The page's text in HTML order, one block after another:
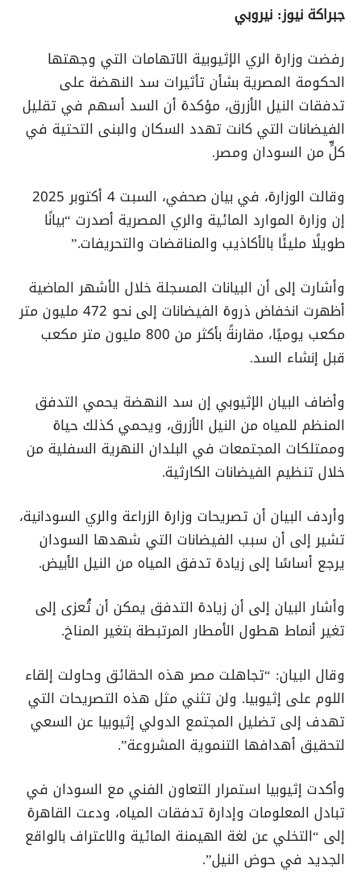
جبراكة نيوز: نيروبي
رفضت وزارة الري الإثيوبية الاتهامات التي وجهتها
الحكومة المصرية بشأن تأثيرات سد النهضة على
تدفقات النيل الأزرق، مؤكدة أن السد أسهم في تقليل
الفيضانات التي كانت تهدد السكان والبنى التحتية في
كلٍّ من السودان ومصر.
وقالت الوزارة، في بيان صحفي، السبت 4 أكتوبر 2025
إن وزارة الموارد المائية والري المصرية أصدرت “بيانًا
طويلًا مليئًا بالأكاذيب والمناقضات والتحريفات.”
وأشارت إلى أن البيانات المسجلة خلال الأشهر الماضية
أظهرت انخفاض ذروة الفيضانات إلى نحو 472 مليون متر
مكعب يوميًا، مقارنةً بأكثر من 800 مليون متر مكعب
قبل إنشاء السد.
وأضاف البيان الإثيوبي إن سد النهضة يحمي التدفق
المنظم للمياه من النيل الأزرق، ويحمي كذلك حياة
وممتلكات المجتمعات في البلدان النهرية السفلية من
خلال تنظيم الفيضانات الكارثية.
وأردف البيان أن تصريحات وزارة الزراعة والري السودانية،
تشير إلى أن سبب الفيضانات التي شهدها السودان
يرجع أساسًا إلى زيادة تدفق المياه من النيل الأبيض.
وأشار البيان إلى أن زيادة التدفق يمكن أن تُعزى إلى
تغير أنماط هطول الأمطار المرتبطة بتغير المناخ.
وقال البيان: “تجاهلت مصر هذه الحقائق وحاولت إلقاء
اللوم على إثيوبيا. ولن تثني مثل هذه التصريحات التي
تهدف إلى تضليل المجتمع الدولي إثيوبيا عن السعي
لتحقيق أهدافها التنموية المشروعة”.
وأكدت إثيوبيا استمرار التعاون الفني مع السودان في
تبادل المعلومات وإدارة تدفقات المياه، ودعت القاهرة
إلى “التخلي عن لغة الهيمنة المائية والاعتراف بالواقع
الجديد في حوض النيل”.